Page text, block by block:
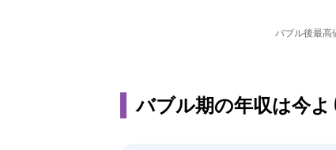
バブル後最高
バブル期の年収は今